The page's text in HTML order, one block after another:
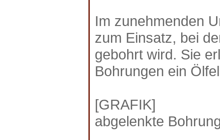
Im zunehmenden
zum Einsatz, bei
gebohrt wird. Sie
Bohrungen ein
[GRAFIK]
abgelenkte